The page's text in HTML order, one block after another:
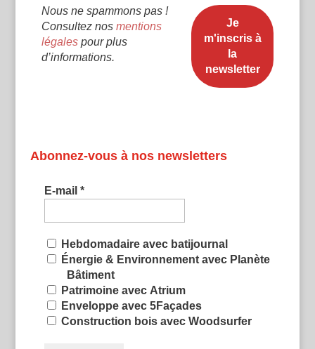
Nous ne spammons pas !
Consultez nos mentions
légalespour plus
d’informations.
Abonnez-vous à nos newsletters
E-mail *
Hebdomadaire avec batijournal
Énergie & Environnement avec Planète
Bâtiment
Patrimoine avec Atrium
Enveloppe avec 5Façades
Construction bois avec Woodsurfer